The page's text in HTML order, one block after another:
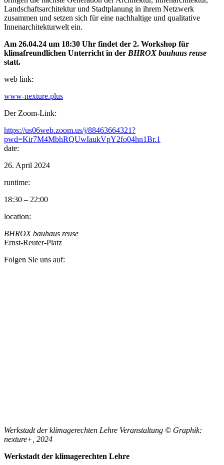
Landschaftsarchitektur und Stadtplanung in ihrem Netzwerk
zusammen und setzen sich für eine nachhaltige und qualitative
Innenarchitekturwelt ein.
Am 26.04.24 um 18:30 Uhr findet der 2. Workshop für
klimafreundlichen Unterricht in der BHROX bauhaus reuse
statt.
web link:
www-nexture.plus
Der Zoom-Link:
https://us06web.zoom.us/j/88463664321?
pwd=Kir7M4MbhRQUwIaukVpY2fo04hn1Br.1
date:
26. April 2024
runtime:
18:30 – 22:00
location:
BHROX bauhaus reuse
Ernst-Reuter-Platz
Folgen Sie uns auf:
Werkstadt der klimagerechten Lehre Veranstaltung © Graphik:
nexture+, 2024
Werkstadt der klimagerechten Lehre